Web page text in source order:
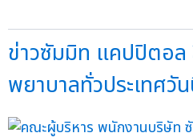
ข่าวซัมมิท แคปปิตอล
พยาบาลทั่วประเทศวั